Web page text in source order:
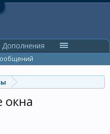
Дополнения